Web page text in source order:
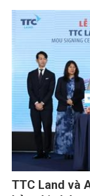
TTC Land và